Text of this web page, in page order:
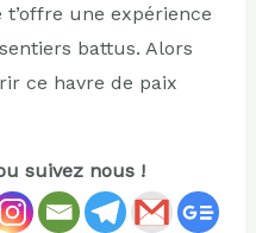
une expérience
battus. Alors
ce havre de paix
suivez nous !